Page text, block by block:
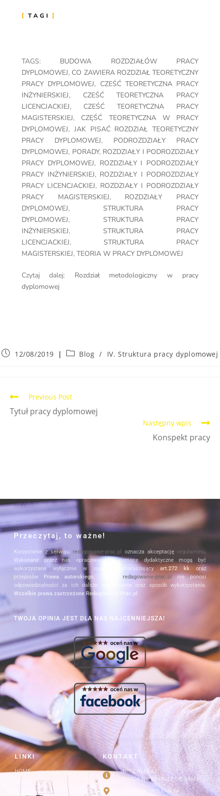
TAGI
TAGS: BUDOWA ROZDZIAŁÓW PRACY
DYPLOMOWEJ, CO ZAWIERA ROZDZIAŁ TEORETYCZNY
PRACY DYPLOMOWEJ, CZEŚĆ TEORETYCZNA PRACY
INŻYNIERSKIEJ,
CZEŚĆ TEORETYCZNA PRACY
LICENCJACKIEJ,
CZEŚĆ TEORETYCZNA PRACY
MAGISTERSKIEJ,
CZĘŚĆ TEORETYCZNA W PRACY
DYPLOMOWEJ, JAK PISAĆ ROZDZIAŁ TEORETYCZNY
PRACY DYPLOMOWEJ,
PODROZDZIAŁY PRACY
DYPLOMOWEJ, PORADY, ROZDZIAŁY I PODROZDZIAŁY
PRACY DYPLOMOWEJ, ROZDZIAŁY I PODROZDZIAŁY
PRACY INŻYNIERSKIEJ, ROZDZIAŁY I PODROZDZIAŁY
PRACY LICENCJACKIEJ, ROZDZIAŁY I PODROZDZIAŁY
PRACY MAGISTERSKIEJ,
ROZDZIAŁY PRACY
DYPLOMOWEJ,
STRUKTURA PRACY
DYPLOMOWEJ,
STRUKTURA PRACY
INŻYNIERSKIEJ,
STRUKTURA PRACY
LICENCJACKIEJ,
STRUKTURA PRACY
MAGISTERSKIEJ, TEORIA W PRACY DYPLOMOWEJ
Czytaj dalej: Rozdział metodologiczny w pracy
dyplomowej
12/08/2019 Blog / IV. Struktura pracy dyplomowej
Previous Post
Tytuł pracy dyplomowej
Następny wpis
Konspekt pracy
KONTAKT
NIE ZWLEKAJ
PRACA NIE NAPISZE SIĘ SAMA!
Strzelców 19/5 Kraków
LINKI
HOME
Kontakt
Przeczytaj, to ważne!
Korzystanie z serwisu redagowanie-prac.pl oznacza akceptację regulaminu.
Wykonane przez nas opracowania i pomoce dydaktyczne mogą być
wykorzystane wyłącznie w sposób nienaruszającyart.272 kkoraz
przepisów
Prawa autorskiego. Serwis redagowanie-prac.pl nie ponosi
odpowiedzialności za ich dalsze użytkowanie oraz sposób wykorzystania.
Wszelkie prawa zastrzeżone Redagowanie-Prac.pl
TWOJA OPINIA JEST DLA NAS NAJCENNIEJSZA!